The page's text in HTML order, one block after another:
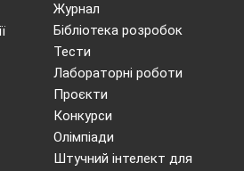
Журнал
Бібліотека розробок
Тести
Лабораторні роботи
Проєкти
Конкурси
Олімпіади
Штучний інтелект для